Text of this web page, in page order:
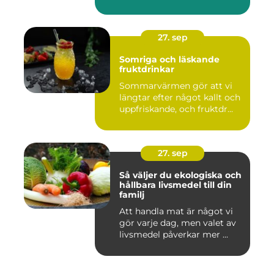
27. sep
Somriga och läskande
fruktdrinkar
Sommarvärmen gör att vi
längtar efter något kallt och
uppfriskande, och fruktdr...
27. sep
Så väljer du ekologiska och
hållbara livsmedel till din
familj
Att handla mat är något vi
gör varje dag, men valet av
livsmedel påverkar mer ...